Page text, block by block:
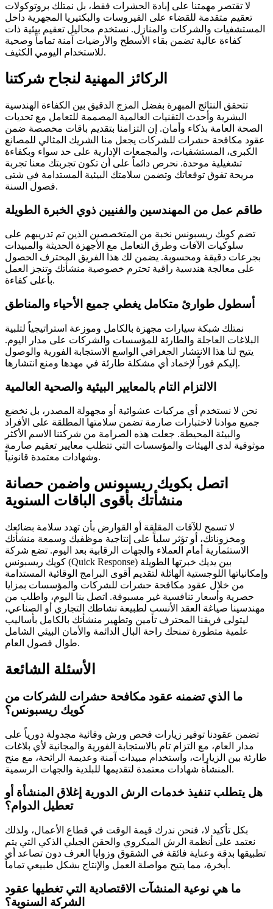
لا تقتصر مهمتنا على إبادة الحشرات فقط، بل نمتلك بروتوكولات
تعقيم متقدمة للقضاء على الفيروسات والبكتيريا المجهرية داخل
المستشفيات والشركات والمنازل. نستخدم محاليل تعقيم بيئية ذات
كفاءة عالية تضمن بقاء الأسطح والأرضيات آمنة تماماً وصحية
للاستخدام اليومي الكثيف.
الركائز المهنية لنجاح شركتنا
تتحقق النتائج المبهرة بفضل المزج الدقيق بين الكفاءة الهندسية
البشرية وأحدث التقنيات العالمية المصممة للتعامل مع تحديات
الصحة العامة بذكاء وأمان. إن التزامنا بتقديم باقات مخصصة ضمن
عقود مكافحة حشرات للشركات يجعل منا الشريك المثالي للمصانع
الكبرى، المستشفيات، والمجمعات الإدارية على حد سواء وبكفاءة
تشغيلية موحدة. نحرص دائماً على أن تكون تجربتك معنا تجربة
مريحة تفوق توقعاتك وتضمن سلامتك البيئية المستدامة في شتى
فصول السنة.
طاقم عمل من المهندسين والفنيين ذوي الخبرة الطويلة
تضم كويك ريسبونس نخبة من المتخصصين الذين تم تدريبهم على
سلوكيات الآفات وطرق التعامل مع الأجهزة الحديثة والمبيدات
بجرعات دقيقة ومحسوبة. يضمن لك هذا الفريق المحترف الحصول
على معالجة هندسية راقية تحترم خصوصية منشأتك وتنجز العمل
بأعلى كفاءة.
أسطول طوارئ متكامل يغطي جميع الأحياء والمناطق
نمتلك شبكة سيارات مجهزة بالكامل وموزعة استراتيجياً لتلبية
البلاغات العاجلة والطارئة للمؤسسات والشركات على مدار اليوم.
يتيح لنا هذا الانتشار الجغرافي الواسع الاستجابة الفورية والوصول
إليكم فوراً لإخماد أي مشكلة طارئة في مهدها ومنع انتشارها.
الالتزام التام بالمعايير البيئية والصحية العالمية
نحن لا نستخدم أي مركبات عشوائية أو مجهولة المصدر، بل نخضع
جميع موادنا لاختبارات صارمة تضمن سلامتها المطلقة على الأفراد
والبيئة المحيطة. جعلت هذه الصرامة من شركتنا الاسم الأكثر
موثوقية لدى الهيئات والمؤسسات التي تتطلب معايير تعقيم صارمة
وشهادات معتمدة قانونياً.
اتصل بكويك ريسبونس واضمن حصانة
منشأتك بأقوى الباقات السنوية
لا تسمح للآفات المقلقة أو القوارض بأن تهدد سلامة بضائعك
ومخزوناتك، أو تؤثر سلباً على إنتاجية موظفيك وسمعة منشأتك
الاستثمارية أمام العملاء والجهات الرقابية بعد اليوم. تضع شركة
كويك ريسبونس (Quick Response) بين يديك خبرتها الطويلة
وإمكانياتها اللوجستية الهائلة لتقديم أقوى البرامج الوقائية المستدامة
من خلال عقود مكافحة حشرات للشركات والمؤسسات بمزايا
حصرية وأسعار تنافسية غير مسبوقة. اتصل بنا اليوم، واطلب من
مهندسينا صياغة العقد الأنسب لطبيعة نشاطك التجاري أو الصناعي،
ليتولى فريقنا المحترف تأمين وتطهير منشأتك بالكامل بأساليب
علمية متطورة تمنحك راحة البال الدائمة والأمان البيئي الشامل
طوال فصول العام.
الأسئلة الشائعة
ما الذي تضمنه عقود مكافحة حشرات للشركات من
كويك ريسبونس؟
تضمن عقودنا توفير زيارات فحص ورش وقائية مجدولة دورياً على
مدار العام، مع التزام تام بالاستجابة الفورية والمجانية لأي بلاغات
طارئة بين الزيارات، واستخدام مبيدات آمنة وعديمة الرائحة، مع منح
المنشأة شهادات معتمدة لتقديمها للبلدية والجهات الرسمية.
هل يتطلب تنفيذ خدمات الرش الدورية إغلاق المنشأة أو
تعطيل الدوام؟
بكل تأكيد لا، فنحن ندرك قيمة الوقت في قطاع الأعمال، ولذلك
نعتمد على أنظمة الرش الميكروي والحقن الجيلي الذكي التي يتم
تطبيقها بدقة وعناية فائقة في الشقوق وزوايا الغرف دون تصاعد أي
أبخرة، مما يتيح مواصلة العمل والإنتاج بشكل طبيعي تماماً.
ما هي نوعية المنشآت الاقتصادية التي تغطيها عقود
الشركة السنوية؟